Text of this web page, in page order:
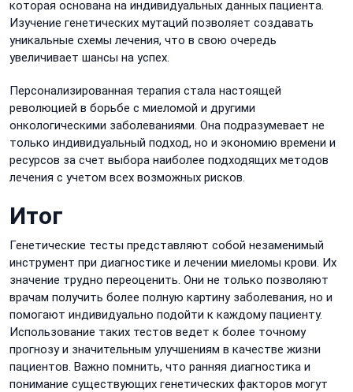
которая основана на индивидуальных данных пациента.
Изучение генетических мутаций позволяет создавать
уникальные схемы лечения, что в свою очередь
увеличивает шансы на успех.
Персонализированная терапия стала настоящей
революцией в борьбе с миеломой и другими
онкологическими заболеваниями. Она подразумевает не
только индивидуальный подход, но и экономию времени и
ресурсов за счет выбора наиболее подходящих методов
лечения с учетом всех возможных рисков.
Итог
Генетические тесты представляют собой незаменимый
инструмент при диагностике и лечении миеломы крови. Их
значение трудно переоценить. Они не только позволяют
врачам получить более полную картину заболевания, но и
помогают индивидуально подойти к каждому пациенту.
Использование таких тестов ведет к более точному
прогнозу и значительным улучшениям в качестве жизни
пациентов. Важно помнить, что ранняя диагностика и
понимание существующих генетических факторов могут